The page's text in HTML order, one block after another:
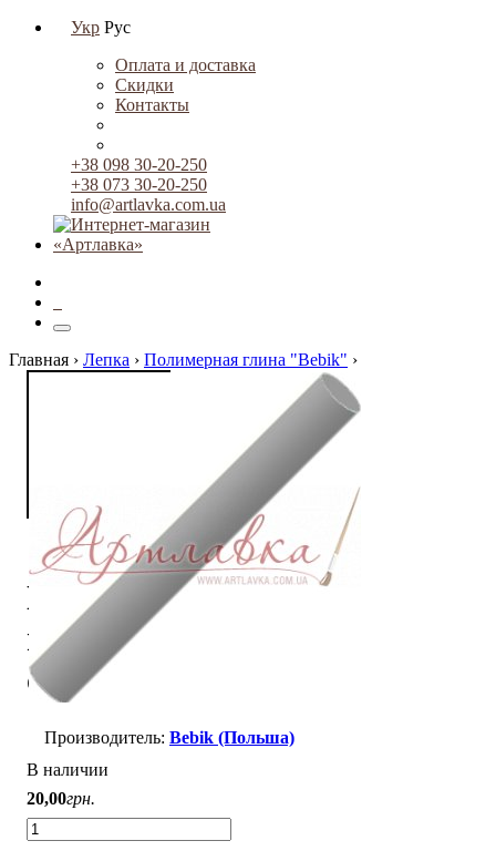
Укр Рус
Оплата и доставка
Скидки
Контакты
+38 098 30-20-250
+38 073 30-20-250
info@artlavka.com.ua
Главная › Лепка › Полимерная глина "Bebik" ›
Полимерная
глина Bebik,
серая, 17г
Bebik (Польша)
В наличии
20,00грн.